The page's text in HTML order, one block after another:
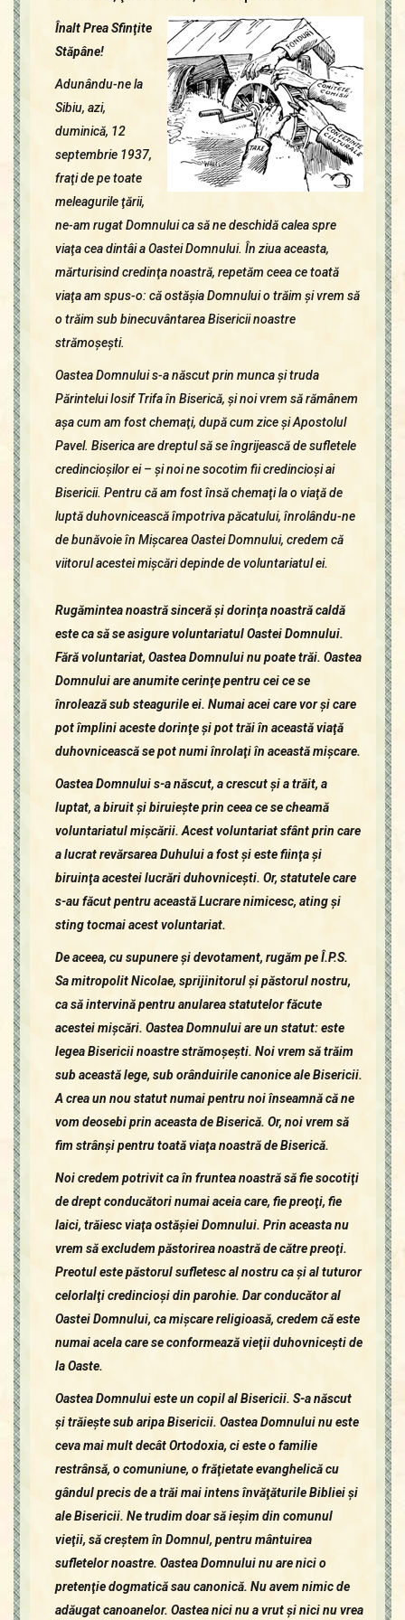
Icoane
Mărgăritare
Calendar
Glosar
Repere
Contact
Înalt Prea Sfinţite
Stăpâne!
Adunându-ne la
Sibiu, azi,
duminică, 12
septembrie 1937,
fraţi de pe toate
meleagurile ţării,
ne-am rugat Domnului ca să ne deschidă calea spre
viaţa cea dintâi a Oastei Domnului. În ziua aceasta,
mărturisind credinţa noastră, repetăm ceea ce toată
viaţa am spus-o: că ostăşia Domnului o trăim şi vrem să
o trăim sub binecuvântarea Bisericii noastre
strămoşeşti.
Oastea Domnului s-a născut prin munca şi truda
Părintelui Iosif Trifa în Biserică, şi noi vrem să rămânem
aşa cum am fost chemaţi, după cum zice şi Apostolul
Pavel. Biserica are dreptul să se îngrijească de sufletele
credincioşilor ei – şi noi ne socotim fii credincioşi ai
Bisericii. Pentru că am fost însă chemaţi la o viaţă de
luptă duhovnicească împotriva păcatului, înrolându-ne
de bunăvoie în Mişcarea Oastei Domnului, credem că
viitorul acestei mişcări depinde de voluntariatul ei.
Rugămintea noastră sinceră şi dorinţa noastră caldă
este ca să se asigure voluntariatul Oastei Domnului.
Fără voluntariat, Oastea Domnului nu poate trăi. Oastea
Domnului are anumite cerinţe pentru cei ce se
înrolează sub steagurile ei. Numai acei care vor şi care
pot împlini aceste dorinţe şi pot trăi în această viaţă
duhovnicească se pot numi înrolaţi în această mişcare.
Oastea Domnului s-a născut, a crescut şi a trăit, a
luptat, a biruit şi biruieşte prin ceea ce se cheamă
voluntariatul mişcării. Acest voluntariat sfânt prin care
a lucrat revărsarea Duhului a fost şi este fiinţa şi
biruinţa acestei lucrări duhovniceşti. Or, statutele care
s-au făcut pentru această Lucrare nimicesc, ating şi
sting tocmai acest voluntariat.
De aceea, cu supunere şi devotament, rugăm pe Î.P.S.
Sa mitropolit Nicolae, sprijinitorul şi păstorul nostru,
ca să intervină pentru anularea statutelor făcute
acestei mişcări. Oastea Domnului are un statut: este
legea Bisericii noastre strămoşeşti. Noi vrem să trăim
sub această lege, sub orânduirile canonice ale Bisericii.
A crea un nou statut numai pentru noi înseamnă că ne
vom deosebi prin aceasta de Biserică. Or, noi vrem să
fim strânşi pentru toată viaţa noastră de Biserică.
Noi credem potrivit ca în fruntea noastră să fie socotiţi
de drept conducători numai aceia care, fie preoţi, fie
laici, trăiesc viaţa ostăşiei Domnului. Prin aceasta nu
vrem să excludem păstorirea noastră de către preoţi.
Preotul este păstorul sufletesc al nostru ca şi al tuturor
celorlalţi credincioşi din parohie. Dar conducător al
Oastei Domnului, ca mişcare religioasă, credem că este
numai acela care se conformează vieţii duhovniceşti de
la Oaste.
Oastea Domnului este un copil al Bisericii. S-a născut
şi trăieşte sub aripa Bisericii. Oastea Domnului nu este
ceva mai mult decât Ortodoxia, ci este o familie
restrânsă, o comuniune, o frăţietate evanghelică cu
gândul precis de a trăi mai intens învăţăturile Bibliei şi
ale Bisericii. Ne trudim doar să ieşim din comunul
vieţii, să creştem în Domnul, pentru mântuirea
sufletelor noastre. Oastea Domnului nu are nici o
pretenţie dogmatică sau canonică. Nu avem nimic de
adăugat canoanelor. Oastea nici nu a vrut şi nici nu vrea